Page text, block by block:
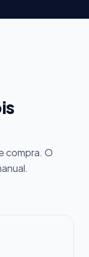
compra. O